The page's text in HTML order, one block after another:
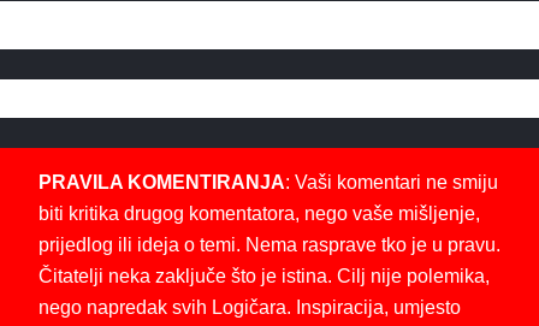
PRAVILA KOMENTIRANJA: Vaši komentari ne smiju
biti kritika drugog komentatora, nego vaše mišljenje,
prijedlog ili ideja o temi. Nema rasprave tko je u pravu.
Čitatelji neka zaključe što je istina. Cilj nije polemika,
nego napredak svih Logičara. Inspiracija, umjesto